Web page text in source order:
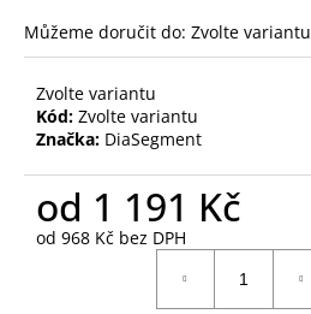
Můžeme doručit do: Zvolte variantu
Zvolte variantu
Kód: Zvolte variantu
Značka: DiaSegment
od 1 191 Kč
od 968 Kč bez DPH
e
m
e